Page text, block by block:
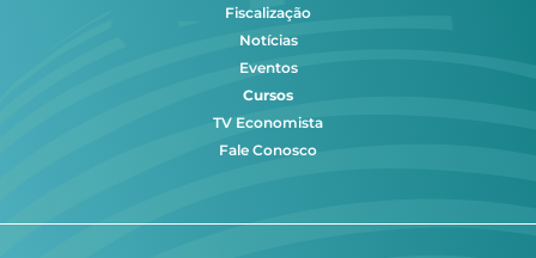
Fiscalização
Notícias
Eventos
Cursos
TV Economista
Fale Conosco